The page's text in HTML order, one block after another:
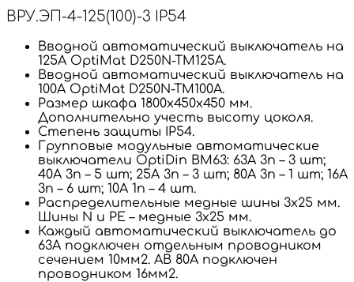
ВРУ.ЭП-4-125(100)-3 IP54
Вводной автоматический выключатель на
125А OptiMat D250N-TM125А.
Вводной автоматический выключатель на
100А OptiMat D250N-TM100А.
Размер шкафа 1800х450х450 мм.
Дополнительно учесть высоту цоколя.
Степень защиты IP54.
Групповые модульные автоматические
выключатели OptiDin BM63: 63А 3п – 3 шт;
40А 3п – 5 шт; 25А 3п – 3 шт; 80А 3п – 1 шт; 16А
3п – 6 шт; 10А 1п – 4 шт.
Распределительные медные шины 3х25 мм.
Шины N и PE – медные 3х25 мм.
Каждый автоматический выключатель до
63А подключен отдельным проводником
сечением 10мм2. АВ 80А подключен
проводником 16мм2.